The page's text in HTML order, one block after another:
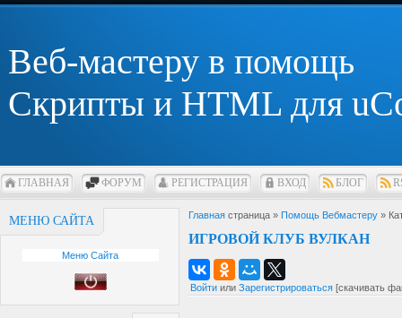
Веб-мастеру в помощь
Скрипты и HTML для
ГЛАВНАЯ ФОРУМ РЕГИСТРАЦИЯ ВХОД БЛОГ
МЕНЮ САЙТА
Меню Сайта
Главная страница » Помощь Вебмастеру »
ИГРОВОЙ КЛУБ ВУЛКАН
Войти или Зарегистрироваться [скачивать